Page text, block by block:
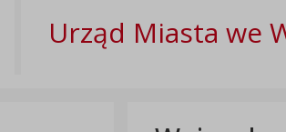
Urząd Miasta we